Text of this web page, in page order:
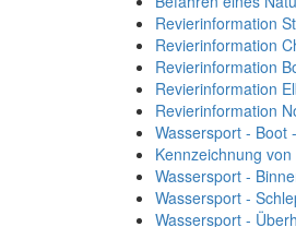
Revierinformation
Revierinformation
Revierinformation
Revierinformation
Revierinformation
Wassersport - Boot
Kennzeichnung
Wassersport -
Wassersport -
Wassersport -